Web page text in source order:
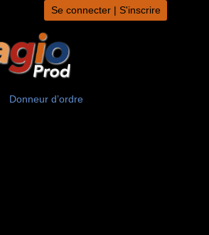
Se connecter | S'inscrire
Donneur d’ordre